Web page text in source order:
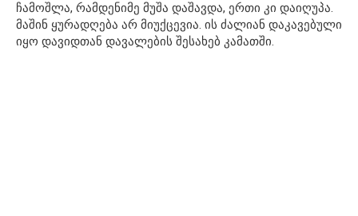
ჩამოშლა, რამდენიმე მუშა დაშავდა, ერთი კი დაიღუპა.
მაშინ ყურადღება არ მიუქცევია. ის ძალიან დაკავებული
იყო დავიდთან დავალების შესახებ კამათში.